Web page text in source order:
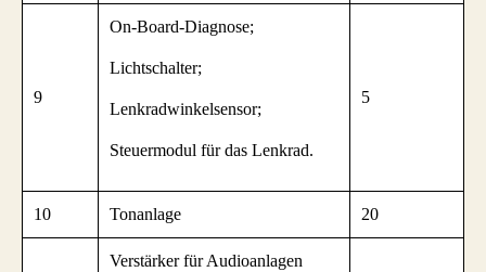
9
On-Board-Diagnose;
Lichtschalter;
Lenkradwinkelsensor;
Steuermodul für das Lenkrad.
5
10 Tonanlage 20
Verstärker für Audioanlagen